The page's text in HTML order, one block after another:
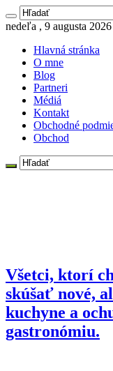
nedeľa , 9 augusta 2026
Hlavná stránka
O mne
Blog
Partneri
Médiá
Kontakt
Obchodné
Obchod
Všetci, ktorí
skúšať nové,
kuchyne a
gastronómiu.